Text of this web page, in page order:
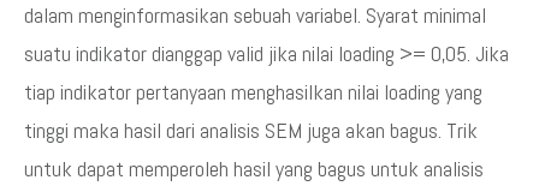
dalam menginformasikan sebuah variabel. Syarat minimal
suatu indikator dianggap valid jika nilai loading >= 0,05. Jika
tiap indikator pertanyaan menghasilkan nilai loading yang
tinggi maka hasil dari analisis SEM juga akan bagus. Trik
untuk dapat memperoleh hasil yang bagus untuk analisis